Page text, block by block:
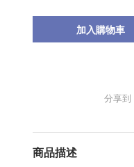
加入購物車
分享到
商品描述